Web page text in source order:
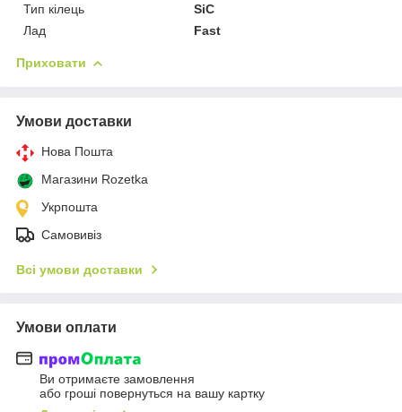
Тип кілець
SiC
Лад
Fast
Приховати
Умови доставки
Нова Пошта
Магазини Rozetka
Укрпошта
Самовивіз
Всі умови доставки
Умови оплати
Ви отримаєте замовлення
або гроші повернуться на вашу картку